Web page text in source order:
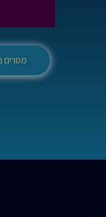
מסרים